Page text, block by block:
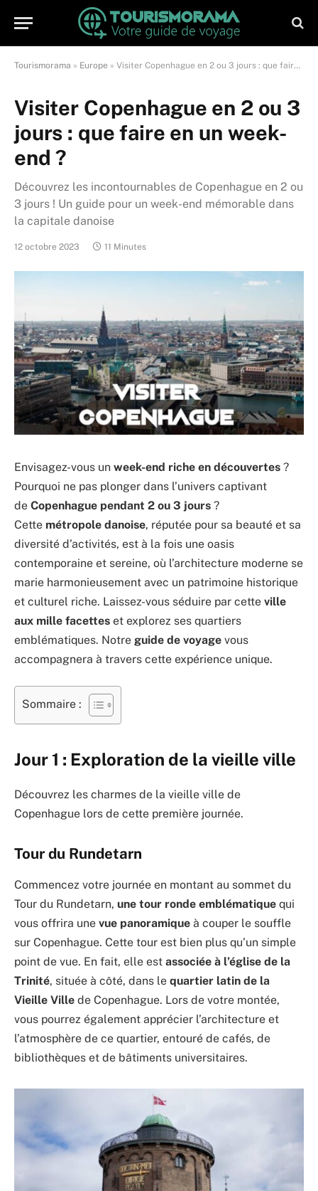
Tourismorama » Europe » Visiter Copenhague en 2 ou 3 jours : que faire en un week-end ?
Visiter Copenhague en 2 ou 3
jours : que faire en un week-
end ?
Découvrez les incontournables de Copenhague en 2 ou
3 jours ! Un guide pour un week-end mémorable dans
la capitale danoise
12 octobre 2023 11 Minutes
Envisagez-vous un week-end riche en découvertes ?
Pourquoi ne pas plonger dans l’univers captivant
de Copenhague pendant 2 ou 3 jours ?
Cette métropole danoise, réputée pour sa beauté et sa
diversité d’activités, est à la fois une oasis
contemporaine et sereine, où l’architecture moderne se
marie harmonieusement avec un patrimoine historique
et culturel riche. Laissez-vous séduire par cette ville
aux mille facettes et explorez ses quartiers
emblématiques. Notre guide de voyage vous
accompagnera à travers cette expérience unique.
Sommaire :
Jour 1 : Exploration de la vieille ville
Découvrez les charmes de la vieille ville de
Copenhague lors de cette première journée.
Tour du Rundetarn
Commencez votre journée en montant au sommet du
Tour du Rundetarn, une tour ronde emblématique qui
vous offrira une vue panoramique à couper le souffle
sur Copenhague. Cette tour est bien plus qu’un simple
point de vue. En fait, elle est associée à l’église de la
Trinité, située à côté, dans le quartier latin de la
Vieille Ville de Copenhague. Lors de votre montée,
vous pourrez également apprécier l’architecture et
l’atmosphère de ce quartier, entouré de cafés, de
bibliothèques et de bâtiments universitaires.